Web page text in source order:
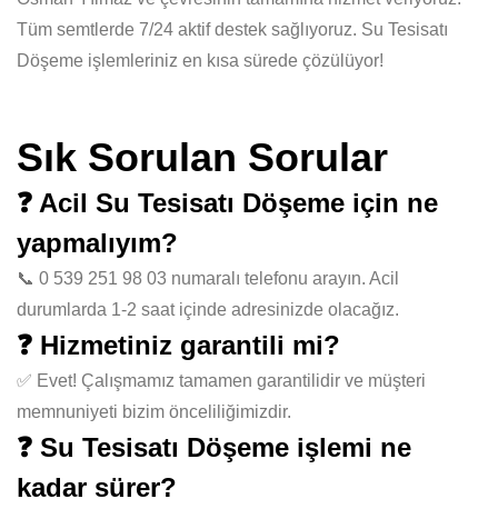
Tüm semtlerde 7/24 aktif destek sağlıyoruz. Su Tesisatı
Döşeme işlemleriniz en kısa sürede çözülüyor!
Sık Sorulan Sorular
❓ Acil Su Tesisatı Döşeme için ne
yapmalıyım?
📞 0 539 251 98 03 numaralı telefonu arayın. Acil
durumlarda 1-2 saat içinde adresinizde olacağız.
❓ Hizmetiniz garantili mi?
✅ Evet! Çalışmamız tamamen garantilidir ve müşteri
memnuniyeti bizim önceliliğimizdir.
❓ Su Tesisatı Döşeme işlemi ne
kadar sürer?